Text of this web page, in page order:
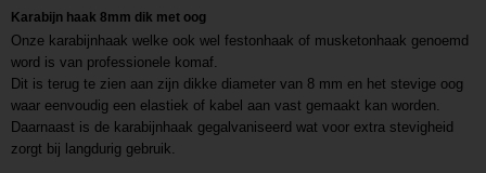
Karabijn haak 8mm dik met oog
Onze karabijnhaak welke ook wel festonhaak of musketonhaak genoemd
word is van professionele komaf.
Dit is terug te zien aan zijn dikke diameter van 8 mm en het stevige oog
waar eenvoudig een elastiek of kabel aan vast gemaakt kan worden.
Daarnaast is de karabijnhaak gegalvaniseerd wat voor extra stevigheid
zorgt bij langdurig gebruik.